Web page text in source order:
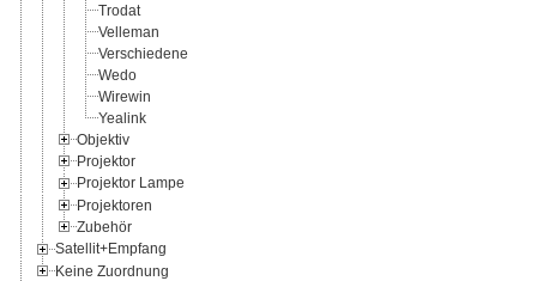
Trodat
Velleman
Verschiedene
Wedo
Wirewin
Yealink
Objektiv
Projektor
Projektor Lampe
Projektoren
Zubehör
Satellit+Empfang
Keine Zuordnung